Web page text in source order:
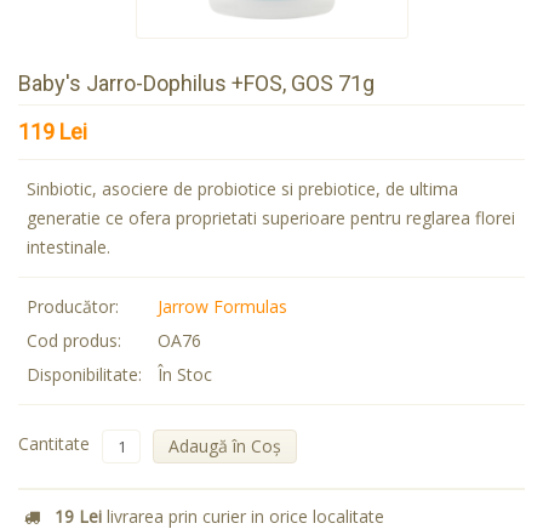
Baby's Jarro-Dophilus +FOS, GOS 71g
119 Lei
Sinbiotic, asociere de probiotice si prebiotice, de ultima
generatie ce ofera proprietati superioare pentru reglarea florei
intestinale.
Producător:
Jarrow Formulas
Cod produs:
OA76
Disponibilitate:
În Stoc
Cantitate Adaugă în Coş
19 Lei livrarea prin curier in orice localitate